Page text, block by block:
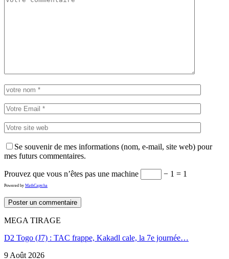
Se souvenir de mes informations (nom, e-mail, site web) pour
mes futurs commentaires.
Prouvez que vous n’êtes pas une machine − 1 = 1
Powered by MathCaptcha
MEGA TIRAGE
D2 Togo (J7) : TAC frappe, Kakadl cale, la 7e journée…
9 Août 2026